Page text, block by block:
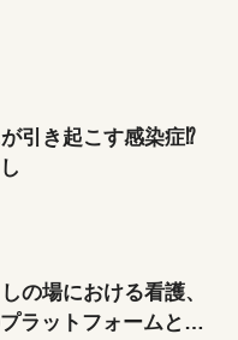
引き起こす感染症⁉
の場における看護、
ラットフォームとし